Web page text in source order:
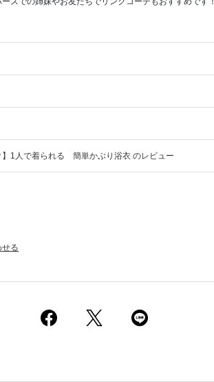
1人で着られる 簡単かぶり浴衣 のレビュー
る